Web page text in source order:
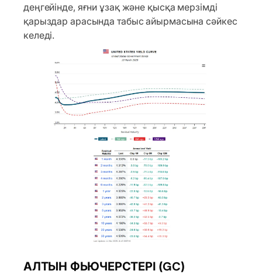
деңгейінде, яғни ұзақ және қысқа мерзімді
қарыздар арасында табыс айырмасына сәйкес
келеді.
АЛТЫН ФЬЮЧЕРСТЕРІ (GC)